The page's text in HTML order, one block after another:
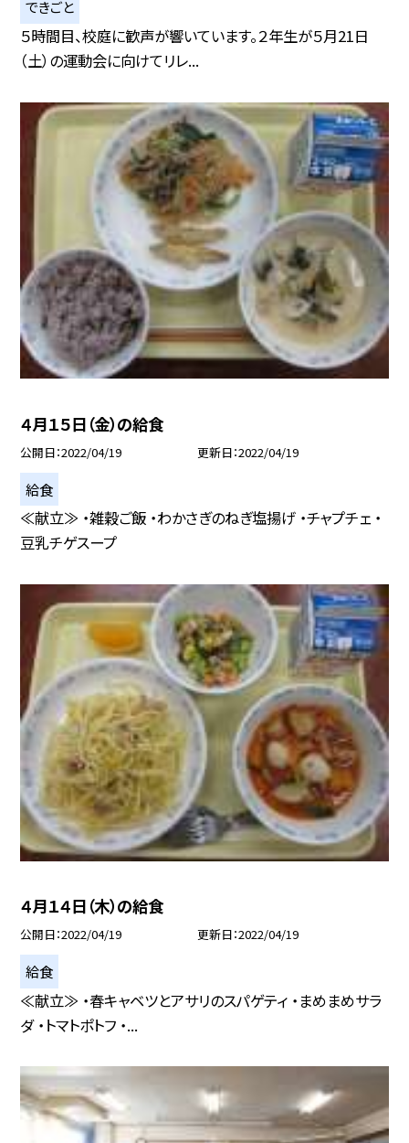
できごと
５時間目、校庭に歓声が響いています。２年生が５月21日
（土）の運動会に向けてリレ...
４月１５日（金）の給食
公開日 2022/04/19 更新日 2022/04/19
給食
≪献立≫ ・雑穀ご飯 ・わかさぎのねぎ塩揚げ ・チャプチェ ・
豆乳チゲスープ
４月１４日（木）の給食
公開日 2022/04/19 更新日 2022/04/19
給食
≪献立≫ ・春キャベツとアサリのスパゲティ ・まめまめサラ
ダ ・トマトポトフ ・...